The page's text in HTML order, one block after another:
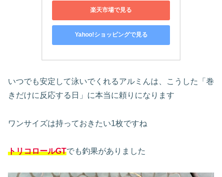
楽天市場で見る
Yahoo!ショッピングで見る
いつでも安定して泳いでくれるアルミんは、こうした「巻
きだけに反応する日」に本当に頼りになります
ワンサイズは持っておきたい1枚ですね
トリコロールGTでも釣果がありました